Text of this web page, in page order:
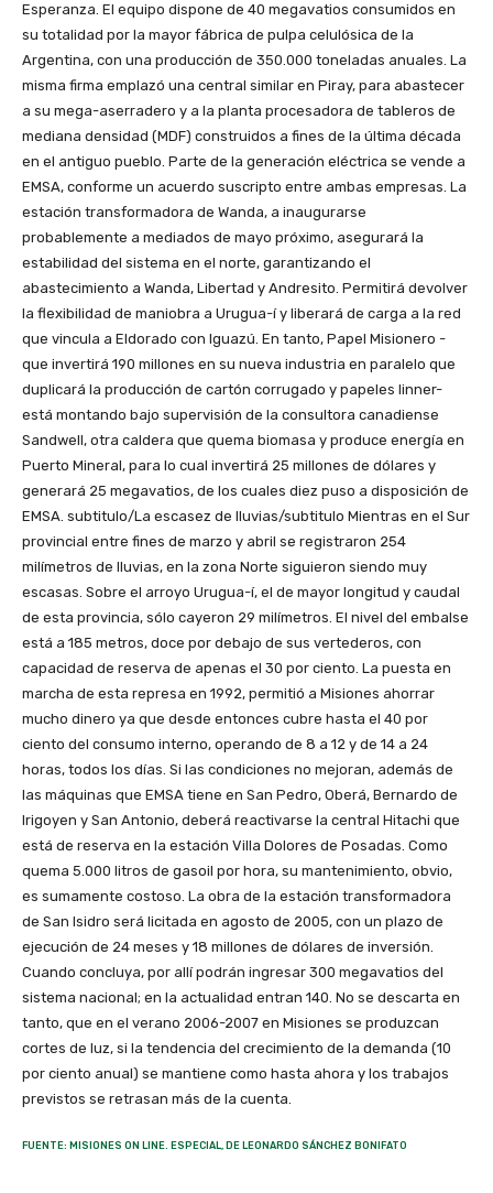
Esperanza. El equipo dispone de 40 megavatios consumidos en
su totalidad por la mayor fábrica de pulpa celulósica de la
Argentina, con una producción de 350.000 toneladas anuales. La
misma firma emplazó una central similar en Piray, para abastecer
a su mega-aserradero y a la planta procesadora de tableros de
mediana densidad (MDF) construidos a fines de la última década
en el antiguo pueblo. Parte de la generación eléctrica se vende a
EMSA, conforme un acuerdo suscripto entre ambas empresas. La
estación transformadora de Wanda, a inaugurarse
probablemente a mediados de mayo próximo, asegurará la
estabilidad del sistema en el norte, garantizando el
abastecimiento a Wanda, Libertad y Andresito. Permitirá devolver
la flexibilidad de maniobra a Urugua-í y liberará de carga a la red
que vincula a Eldorado con Iguazú. En tanto, Papel Misionero -
que invertirá 190 millones en su nueva industria en paralelo que
duplicará la producción de cartón corrugado y papeles linner-
está montando bajo supervisión de la consultora canadiense
Sandwell, otra caldera que quema biomasa y produce energía en
Puerto Mineral, para lo cual invertirá 25 millones de dólares y
generará 25 megavatios, de los cuales diez puso a disposición de
EMSA. subtitulo/La escasez de lluvias/subtitulo Mientras en el Sur
provincial entre fines de marzo y abril se registraron 254
milímetros de lluvias, en la zona Norte siguieron siendo muy
escasas. Sobre el arroyo Urugua-í, el de mayor longitud y caudal
de esta provincia, sólo cayeron 29 milímetros. El nivel del embalse
está a 185 metros, doce por debajo de sus vertederos, con
capacidad de reserva de apenas el 30 por ciento. La puesta en
marcha de esta represa en 1992, permitió a Misiones ahorrar
mucho dinero ya que desde entonces cubre hasta el 40 por
ciento del consumo interno, operando de 8 a 12 y de 14 a 24
horas, todos los días. Si las condiciones no mejoran, además de
las máquinas que EMSA tiene en San Pedro, Oberá, Bernardo de
Irigoyen y San Antonio, deberá reactivarse la central Hitachi que
está de reserva en la estación Villa Dolores de Posadas. Como
quema 5.000 litros de gasoil por hora, su mantenimiento, obvio,
es sumamente costoso. La obra de la estación transformadora
de San Isidro será licitada en agosto de 2005, con un plazo de
ejecución de 24 meses y 18 millones de dólares de inversión.
Cuando concluya, por allí podrán ingresar 300 megavatios del
sistema nacional; en la actualidad entran 140. No se descarta en
tanto, que en el verano 2006-2007 en Misiones se produzcan
cortes de luz, si la tendencia del crecimiento de la demanda (10
por ciento anual) se mantiene como hasta ahora y los trabajos
previstos se retrasan más de la cuenta.
FUENTE: MISIONES ON LINE. ESPECIAL, DE LEONARDO SÁNCHEZ BONIFATO